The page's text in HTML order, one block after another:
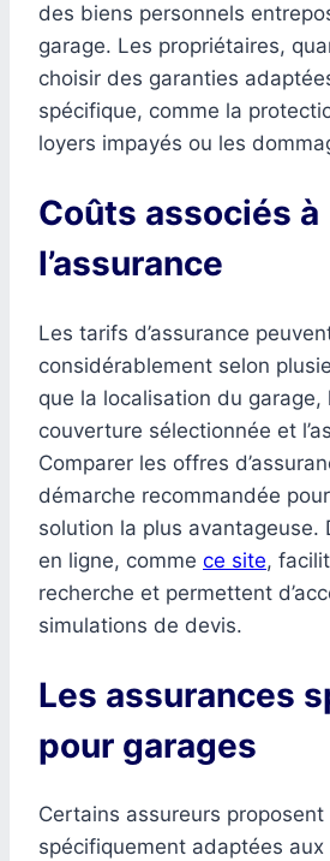
des biens personnels
garage. Les propriétaires,
choisir des garanties
spécifique, comme la
loyers impayés ou les
Coûts associés à
l’assurance
Les tarifs d’assurance
considérablement selon
que la localisation du garage,
couverture sélectionnée et
Comparer les offres
démarche recommandée
solution la plus avantageuse.
en ligne, comme ce site,
recherche et permettent
simulations de devis.
Les assurances
pour garages
Certains assureurs
spécifiquement adaptées